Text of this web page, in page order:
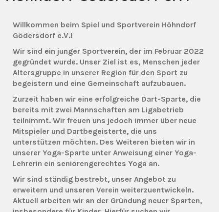
Willkommen beim Spiel und Sportverein Höhndorf
Gödersdorf e.V.!
Wir sind ein junger Sportverein, der im Februar 2022
gegründet wurde. Unser Ziel ist es, Menschen jeder
Altersgruppe in unserer Region für den Sport zu
begeistern und eine Gemeinschaft aufzubauen.
Zurzeit haben wir eine erfolgreiche Dart-Sparte, die
bereits mit zwei Mannschaften am Ligabetrieb
teilnimmt. Wir freuen uns jedoch immer über neue
Mitspieler und Dartbegeisterte, die uns
unterstützen möchten. Des Weiteren bieten wir in
unserer Yoga-Sparte unter Anweisung einer Yoga-
Lehrerin ein seniorengerechtes Yoga an.
Wir sind ständig bestrebt, unser Angebot zu
erweitern und unseren Verein weiterzuentwickeln.
Aktuell arbeiten wir an der Gründung neuer Sparten,